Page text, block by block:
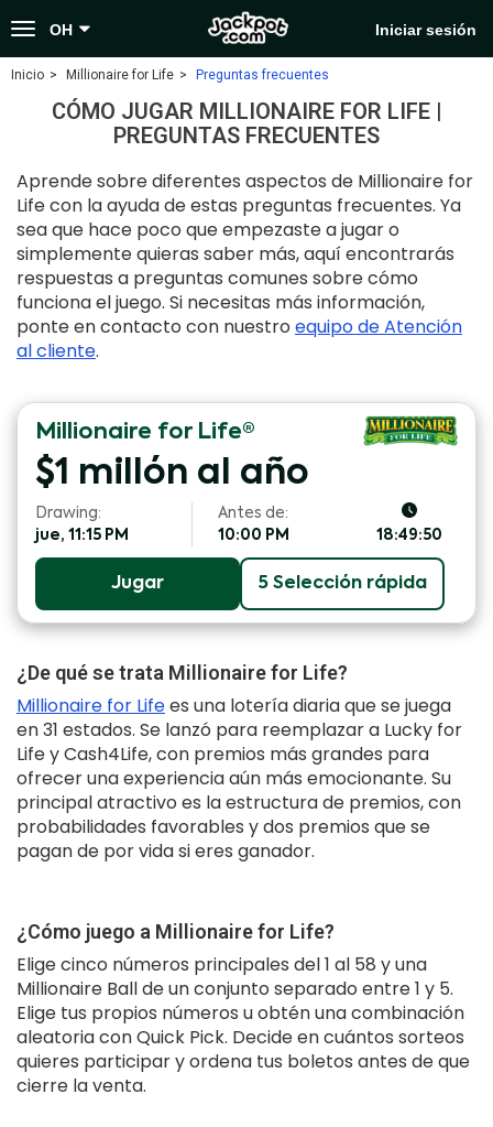
Toggle
navigation
OH Iniciar sesión
Inicio Millionaire for Life Preguntas frecuentes
CÓMO JUGAR MILLIONAIRE FOR LIFE |
PREGUNTAS FRECUENTES
Aprende sobre diferentes aspectos de Millionaire for
Life con la ayuda de estas preguntas frecuentes. Ya
sea que hace poco que empezaste a jugar o
simplemente quieras saber más, aquí encontrarás
respuestas a preguntas comunes sobre cómo
funciona el juego. Si necesitas más información,
ponte en contacto con nuestro equipo de Atención
al cliente.
Millionaire for Life®
$1 millón al año
Drawing:
jue, 11:15 PM
Antes de:
10:00 PM
18:49:50
Jugar 5 Selección rápida
¿De qué se trata Millionaire for Life?
Millionaire for Lifees una lotería diaria que se juega
en 31 estados. Se lanzó para reemplazar a Lucky for
Life y Cash4Life, con premios más grandes para
ofrecer una experiencia aún más emocionante. Su
principal atractivo es la estructura de premios, con
probabilidades favorables y dos premios que se
pagan de por vida si eres ganador.
¿Cómo juego a Millionaire for Life?
Elige cinco números principales del 1 al 58 y una
Millionaire Ball de un conjunto separado entre 1 y 5.
Elige tus propios números u obtén una combinación
aleatoria con Quick Pick. Decide en cuántos sorteos
quieres participar y ordena tus boletos antes de que
cierre la venta.